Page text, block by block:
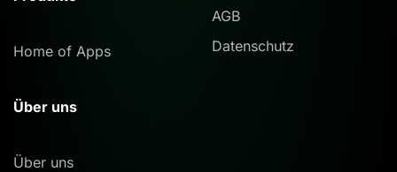
Home of Apps
Über uns
Über uns
AGB
Datenschutz